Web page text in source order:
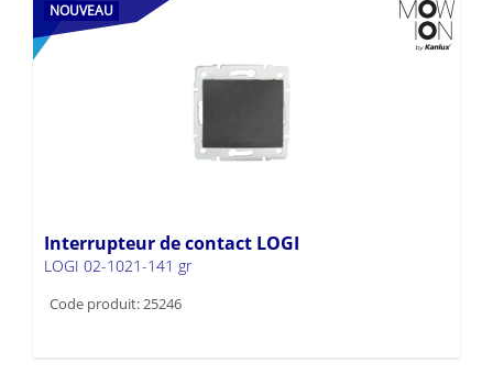
NOUVEAU
Interrupteur de contact LOGI
LOGI 02-1021-141 gr
Code produit: 25246